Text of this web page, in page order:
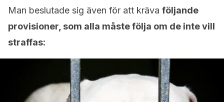
Man beslutade sig även för att kräva följande
provisioner, som alla måste följa om de inte vill
straffas: